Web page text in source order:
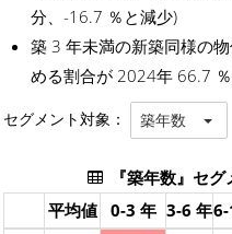
分、-16.7 ％と減少)
築 3 年未満の新築同様の
める割合が 2024年 66.7
セグメント対象： 築年数
『築年数』セ
平均値
0-3 年 3-6 年